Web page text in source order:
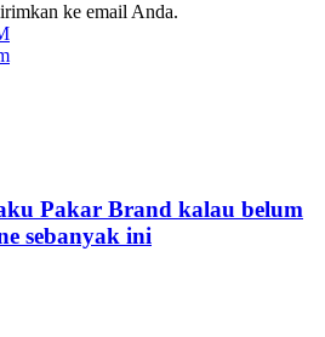
ke email Anda.
Pakar Brand kalau belum
sebanyak ini